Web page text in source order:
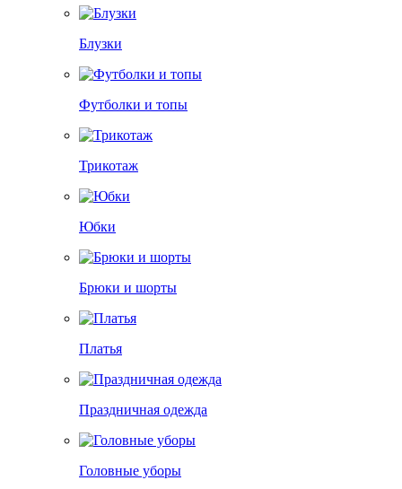
Блузки
Футболки и топы
Трикотаж
Юбки
Брюки и шорты
Платья
Праздничная одежда
Головные уборы